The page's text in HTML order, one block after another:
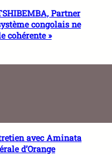
Partner
congolais ne
cohérente »
avec Aminata
d’Orange